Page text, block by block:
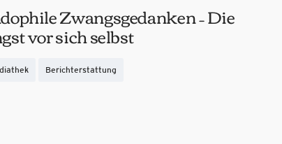
Zwangsgedanken – Die
vor sich selbst
Berichterstattung